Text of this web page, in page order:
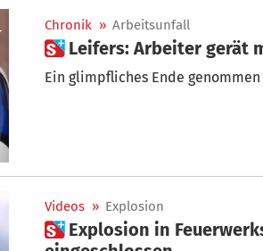
Chronik » Arbeitsunfall
 Leifers: Arbeiter
Ein glimpfliches Ende
Videos » Explosion
 Explosion in Feuerwerksfabrik in Türkei: Über 150 Menschen